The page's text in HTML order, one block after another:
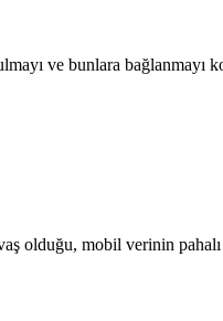
ve bunlara bağlanmayı
olduğu, mobil verinin